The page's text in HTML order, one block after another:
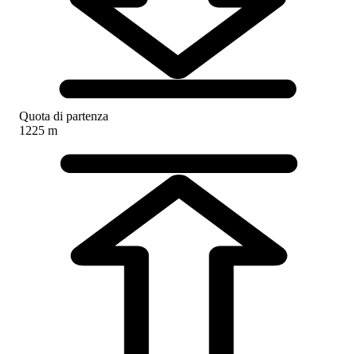
Quota di partenza
1225 m